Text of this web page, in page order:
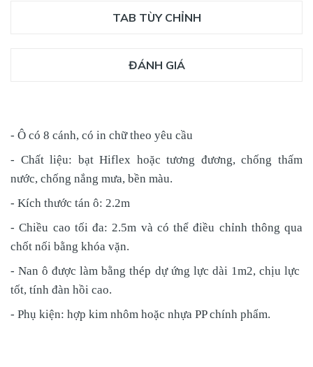
TAB TÙY CHỈNH
ĐÁNH GIÁ
- Ô có 8 cánh, có in chữ theo yêu cầu
- Chất liệu: bạt Hiflex hoặc tương đương, chống thấm
nước, chống nắng mưa, bền màu.
- Kích thước tán ô: 2.2m
- Chiều cao tối đa: 2.5m và có thể điều chỉnh thông qua
chốt nối bằng khóa vặn.
- Nan ô được làm bằng thép dự ứng lực dài 1m2, chịu lực
tốt, tính đàn hồi cao.
- Phụ kiện: hợp kim nhôm hoặc nhựa PP chính phẩm.